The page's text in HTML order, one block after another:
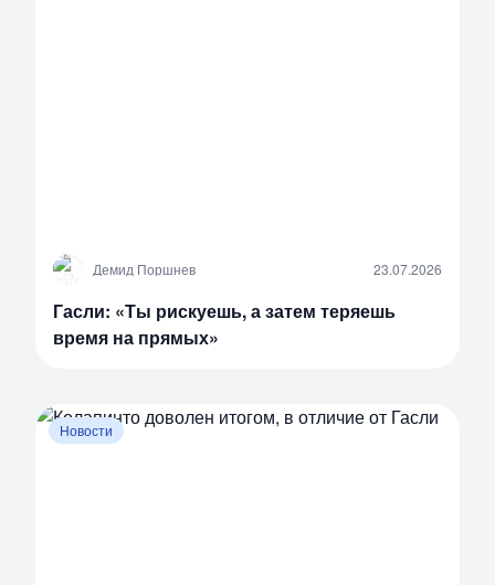
Д Демид Поршнев 23.07.2026
Гасли: «Ты рискуешь, а затем теряешь
время на прямых»
Новости